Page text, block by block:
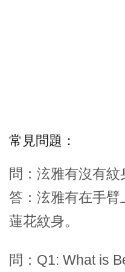
常見問題：
問：泫雅有沒有紋
答：泫雅有在手
蓮花紋身。
問：Q1: What is